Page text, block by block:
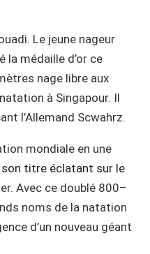
Le jeune nageur
la médaille d’or ce
nage libre aux
à Singapour. Il
l’Allemand Scwahrz.
mondiale en une
son titre éclatant sur le
Avec ce doublé 800–
noms de la natation
d’un nouveau géant